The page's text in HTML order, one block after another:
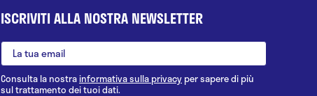
ISCRIVITI ALLA NOSTRA NEWSLETTER
Consulta la nostrainformativa sulla privacy per sapere di più
sul trattamento dei tuoi dati.